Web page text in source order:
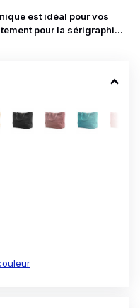
est idéal pour vos
pour la sérigraphi...